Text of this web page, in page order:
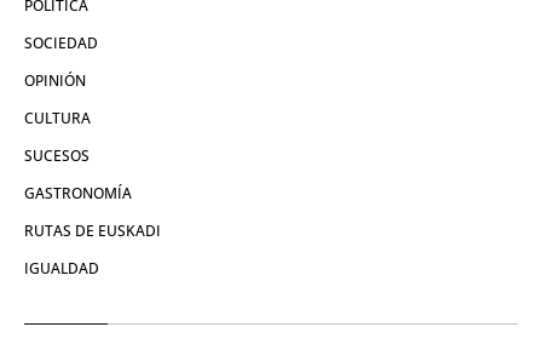
POLÍTICA
SOCIEDAD
OPINIÓN
CULTURA
SUCESOS
GASTRONOMÍA
RUTAS DE EUSKADI
IGUALDAD